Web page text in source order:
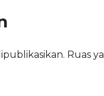
Ruas